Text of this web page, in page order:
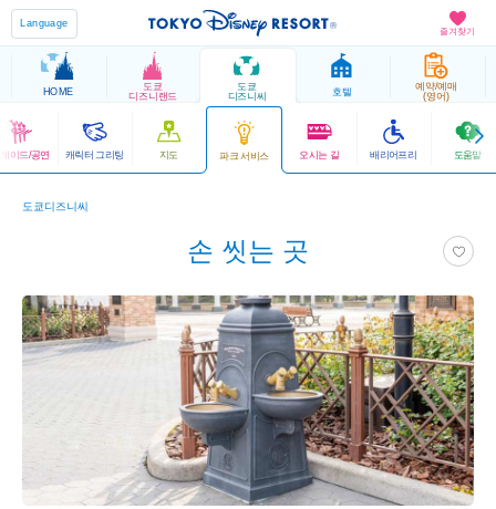
즐겨찾기
Language
HOME
도쿄
디즈니랜드
도쿄
디즈니씨
호텔
예약/예매
(영어)
이드/공연 캐릭터 그리팅 지도 파크 서비스 오시는 길 배리어프리 도움말
도쿄디즈니씨
손 씻는 곳